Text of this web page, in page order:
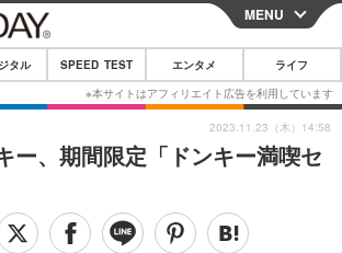
CLOSE
スマートフォン
MENU
タル SPEED TEST エンタメ ライフ
ー、期間限定「ドンキー満喫セ
2023.11.23（木）14:58